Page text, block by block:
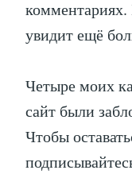
комментариях.
увидит ещё
Четыре моих
сайт были
Чтобы